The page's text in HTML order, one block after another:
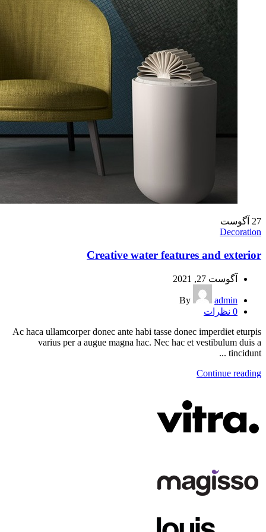
27 آگوست
Decoration
Creative water features and exterior
آگوست 27, 2021
By
admin
0 نظرات
Ac haca ullamcorper donec ante habi tasse donec imperdiet eturpis
varius per a augue magna hac. Nec hac et vestibulum duis a
tincidunt ...
Continue reading